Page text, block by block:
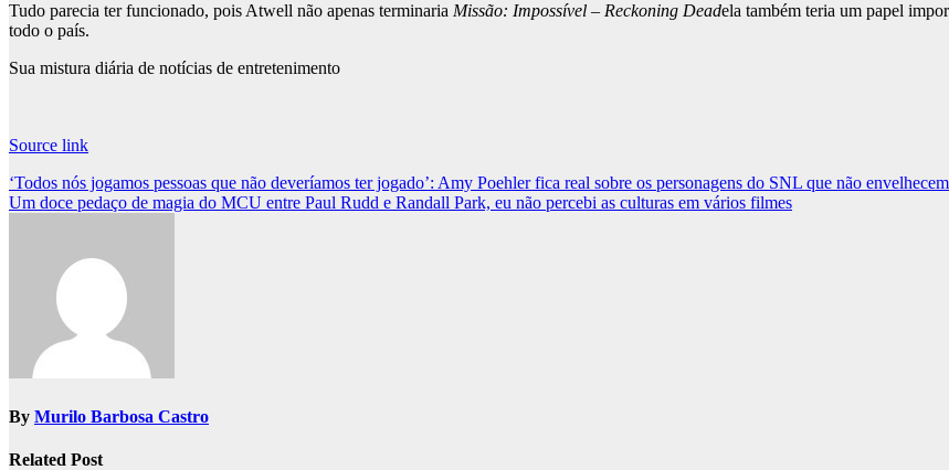
Tudo parecia ter funcionado, pois Atwell não apenas terminaria Missão: Impossível – Reckoning Deadela também teria um papel
todo o país.
Sua mistura diária de notícias de entretenimento
Source link
Post
navigation
‘Todos nós jogamos pessoas que não deveríamos ter jogado’: Amy Poehler fica real sobre os personagens do SNL que não
Um doce pedaço de magia do MCU entre Paul Rudd e Randall Park, eu não percebi as culturas em vários filmes
By Murilo Barbosa Castro
Related Post